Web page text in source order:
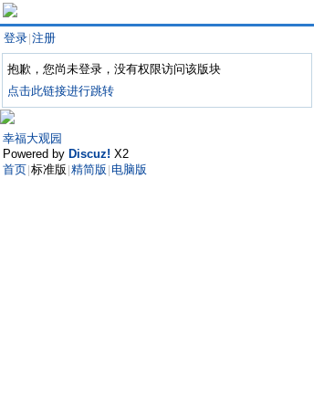
登录 注册
抱歉，您尚未登录，没有权限访问该版块
点击此链接进行跳转
幸福大观园
Powered by Discuz! X2
首页 标准版 精简版 电脑版